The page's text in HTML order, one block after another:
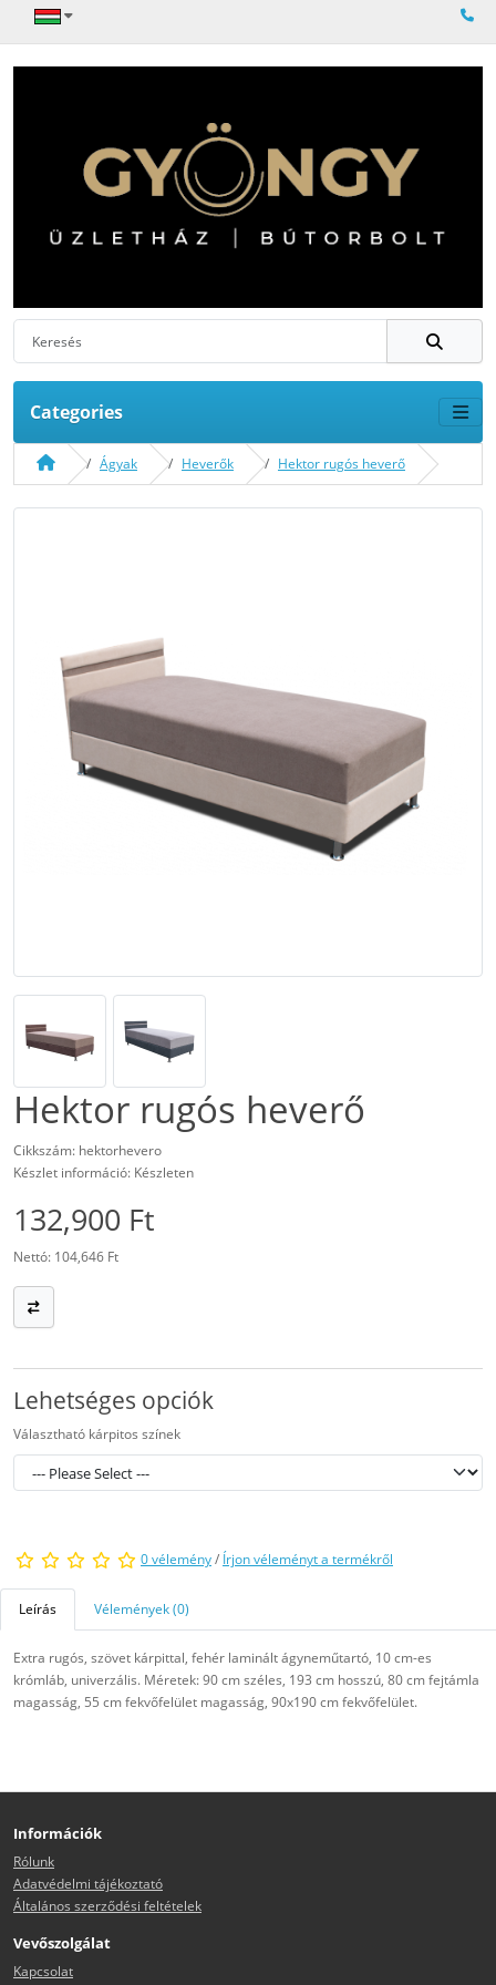
Categories
Ágyak Heverők Hektor rugós heverő
Hektor rugós heverő
Cikkszám: hektorhevero
Készlet információ: Készleten
132,900 Ft
Nettó: 104,646 Ft
Lehetséges opciók
Választható kárpitos színek
0 vélemény/ Írjon véleményt a termékről
Leírás Vélemények (0)
Extra rugós, szövet kárpittal, fehér laminált ágyneműtartó, 10 cm-es
krómláb, univerzális. Méretek: 90 cm széles, 193 cm hosszú, 80 cm fejtámla
magasság, 55 cm fekvőfelület magasság, 90x190 cm fekvőfelület.
Információk
Rólunk
Adatvédelmi tájékoztató
Általános szerződési feltételek
Vevőszolgálat
Kapcsolat